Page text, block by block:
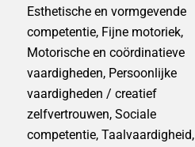
Esthetische en vormgevende
competentie, Fijne motoriek,
Motorische en coördinatieve
vaardigheden, Persoonlijke
vaardigheden / creatief
zelfvertrouwen, Sociale
competentie, Taalvaardigheid,